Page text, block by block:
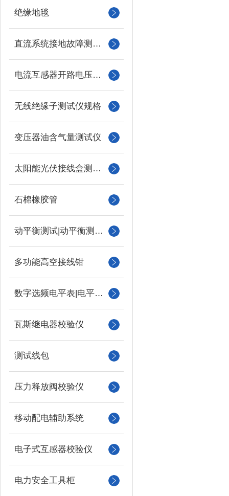
绝缘地毯
直流系统接地故障测试仪
电流互感器开路电压测试仪
无线绝缘子测试仪规格
变压器油含气量测试仪
太阳能光伏接线盒测试仪
石棉橡胶管
动平衡测试|动平衡测量仪
多功能高空接线钳
数字选频电平表|电平振荡器
瓦斯继电器校验仪
测试线包
压力释放阀校验仪
移动配电辅助系统
电子式互感器校验仪
电力安全工具柜